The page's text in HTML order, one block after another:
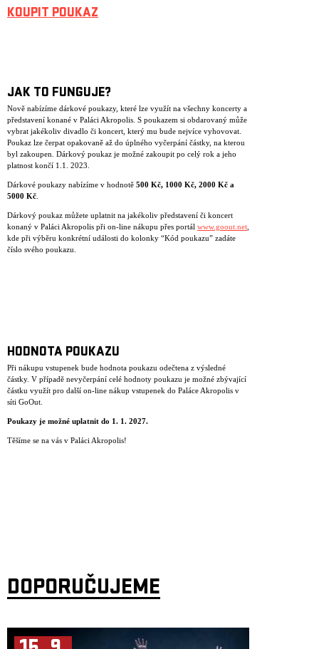
KOUPIT POUKAZ
JAK TO FUNGUJE?
Nově nabízíme dárkové poukazy, které lze využít na všechny koncerty a
představení konané v Paláci Akropolis. S poukazem si obdarovaný může
vybrat jakékoliv divadlo či koncert, který mu bude nejvíce vyhovovat.
Poukaz lze čerpat opakovaně až do úplného vyčerpání částky, na kterou
byl zakoupen. Dárkový poukaz je možné zakoupit po celý rok a jeho
platnost končí 1.1. 2023.
Dárkové poukazy nabízíme v hodnotě 500 Kč, 1000 Kč, 2000 Kč a
5000 Kč
Dárkový poukaz můžete uplatnit na jakékoliv představení či koncert
konaný v Paláci Akropolis při on-line nákupu přes portál www.goout.net
kde při výběru konkrétní události do kolonky “Kód poukazu” zadáte
číslo svého poukazu.
HODNOTA POUKAZU
Při nákupu vstupenek bude hodnota poukazu odečtena z výsledné
částky. V případě nevyčerpání celé hodnoty poukazu je možné zbývající
částku využít pro další on-line nákup vstupenek do Paláce Akropolis v
síti GoOut.
Poukazy je možné uplatnit do 1. 1. 2027.
Těšíme se na vás v Paláci Akropolis!
DOPORUČUJEME